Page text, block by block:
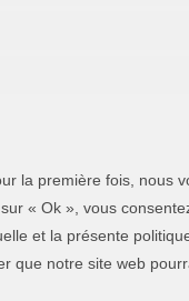
la première fois, nous
« Ok », vous
et la présente
que notre site web